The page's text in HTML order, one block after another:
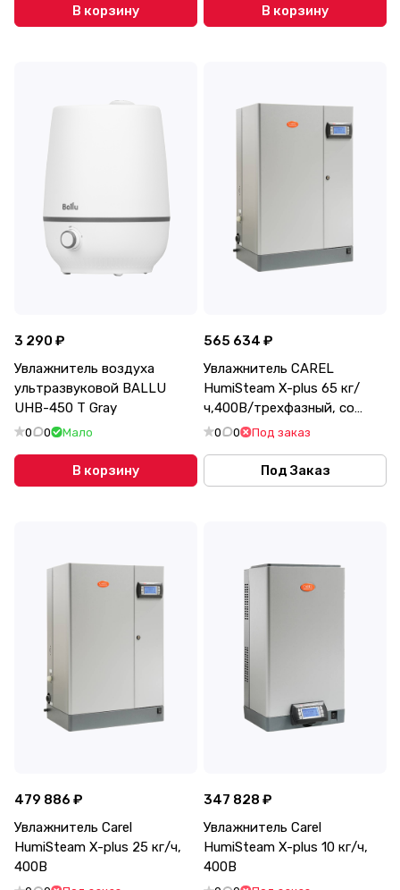
В корзину В корзину
3 290 ₽
Увлажнитель воздуха
ультразвуковой BALLU
UHB-450 T Gray
0 0 Мало
В корзину
565 634 ₽
Увлажнитель CAREL
HumiSteam X-plus 65 кг/
ч,400В/трехфазный, со
встр.контроллером,
0 0 Под заказ
Под Заказ
479 886 ₽
Увлажнитель Carel
HumiSteam X-plus 25 кг/ч,
400В
347 828 ₽
Увлажнитель Carel
HumiSteam X-plus 10 кг/ч,
400В